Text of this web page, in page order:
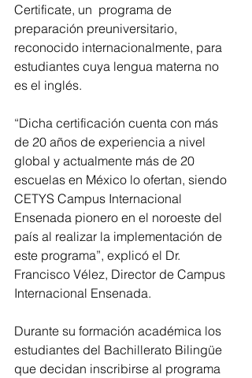
Certificate, un  programa de
preparación preuniversitario,
reconocido internacionalmente, para
estudiantes cuya lengua materna no
es el inglés.
“Dicha certificación cuenta con más
de 20 años de experiencia a nivel
global y actualmente más de 20
escuelas en México lo ofertan, siendo
CETYS Campus Internacional
Ensenada pionero en el noroeste del
país al realizar la implementación de
este programa”, explicó el Dr.
Francisco Vélez, Director de Campus
Internacional Ensenada.
Durante su formación académica los
estudiantes del Bachillerato Bilingüe
que decidan inscribirse al programa